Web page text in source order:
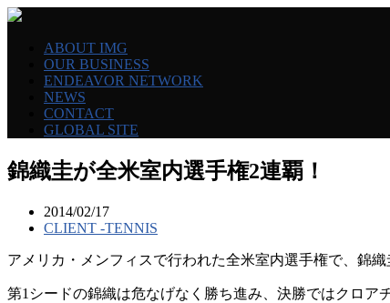
ABOUT IMG
OUR BUSINESS
ENDEAVOR NETWORK
NEWS
CONTACT
GLOBAL SITE
錦織圭が全米室内選手権2連覇！
2014/02/17
CLIENT -TENNIS
アメリカ・メンフィスで行われた全米室内選手権で、錦織
第1シードの錦織は危なげなく勝ち進み、決勝ではクロア